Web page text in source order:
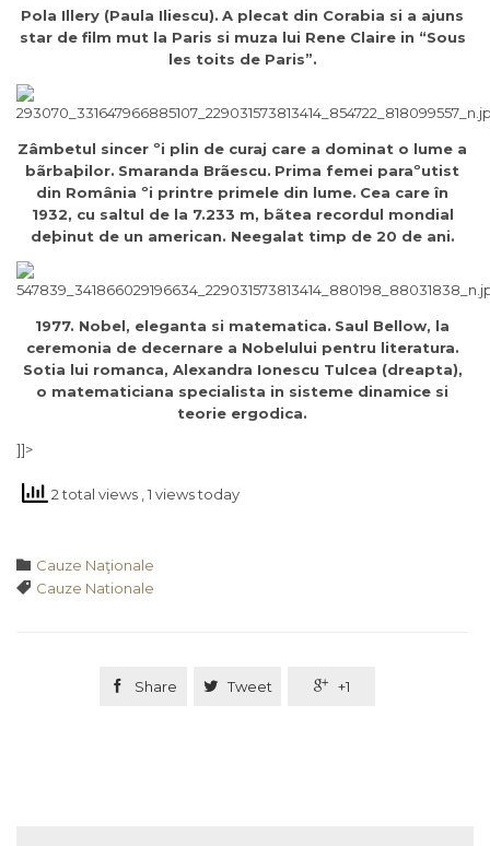
Pola Illery (Paula Iliescu). A plecat din Corabia si a ajuns
star de film mut la Paris si muza lui Rene Claire in “Sous
les toits de Paris”.
Zâmbetul sincer ºi plin de curaj care a dominat o lume a
bãrbaþilor. Smaranda Brãescu. Prima femei paraºutist
din România ºi printre primele din lume. Cea care în
1932, cu saltul de la 7.233 m, bãtea recordul mondial
deþinut de un american. Neegalat timp de 20 de ani.
1977. Nobel, eleganta si matematica. Saul Bellow, la
ceremonia de decernare a Nobelului pentru literatura.
Sotia lui romanca, Alexandra Ionescu Tulcea (dreapta),
o matematiciana specialista in sisteme dinamice si
teorie ergodica.
]]>
2 total views , 1 views today
 Category
Cauze Naţionale
 Tags
Cauze Nationale
 Share  Tweet  +1